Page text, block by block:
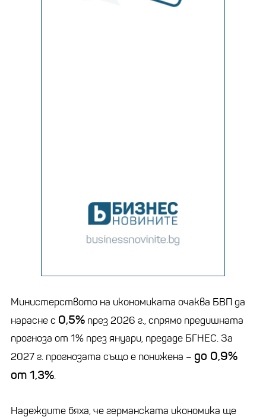
Министерството на икономиката очаква БВП да
нарасне с 0,5% през 2026 г., спрямо предишната
прогноза от 1% през януари, предаде БГНЕС. За
2027 г. прогнозата също е понижена – до 0,9%
от 1,3%.
Надеждите бяха, че германската икономика ще